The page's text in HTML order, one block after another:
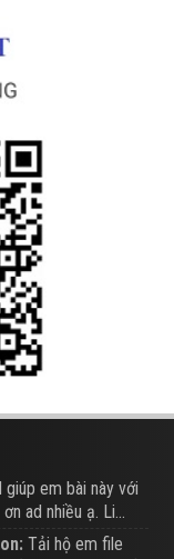
giúp em bài này với
ad nhiều ạ. Li...
Tải hộ em file